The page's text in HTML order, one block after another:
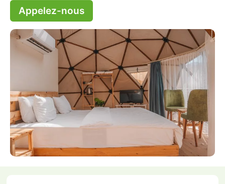
Appelez-nous